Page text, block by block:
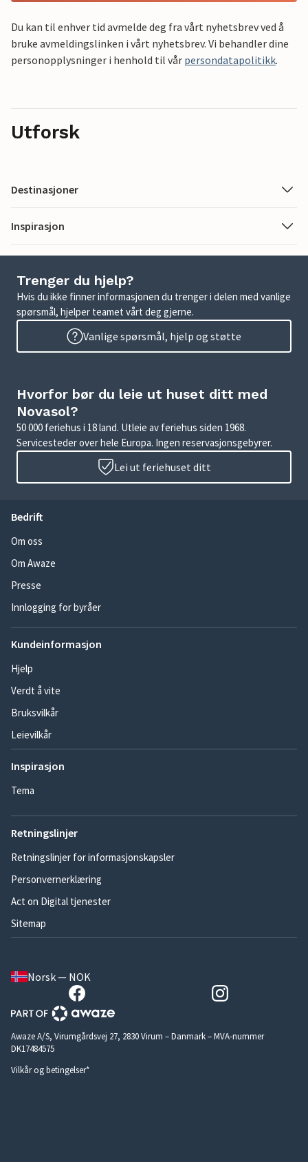
Du kan til enhver tid avmelde deg fra vårt nyhetsbrev ved å
bruke avmeldingslinken i vårt nyhetsbrev. Vi behandler dine
personopplysninger i henhold til vår persondatapolitikk.
Utforsk
Destinasjoner
Inspirasjon
Trenger du hjelp?
Hvis du ikke finner informasjonen du trenger i delen med vanlige
spørsmål, hjelper teamet vårt deg gjerne.
Vanlige spørsmål, hjelp og støtte
Hvorfor bør du leie ut huset ditt med
Novasol?
50 000 feriehus i 18 land. Utleie av feriehus siden 1968.
Servicesteder over hele Europa. Ingen reservasjonsgebyrer.
Lei ut feriehuset ditt
Bedrift
Om oss
Om Awaze
Presse
Innlogging for byråer
Kundeinformasjon
Hjelp
Verdt å vite
Bruksvilkår
Leievilkår
Inspirasjon
Tema
Retningslinjer
Retningslinjer for informasjonskapsler
Personvernerklæring
Act on Digital tjenester
Sitemap
Norsk — NOK
Awaze A/S, Virumgårdsvej 27, 2830 Virum – Danmark – MVA-nummer
DK17484575
Vilkår og betingelser*